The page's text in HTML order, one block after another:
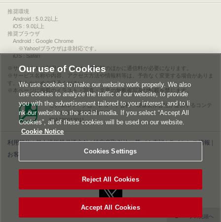
推奨環境
Android : 5.0.2以上
iOS : 9.0以上
推奨ブラウザ
Android : Google Chrome
※Yahoo!ブラウザは非対応です。
iOS : Safari
サービスをご利用されるには、情報料のほかに通信料が必要になります。
サービス名称や内容、アクセス方法や情報料等は、予告なく変更する場合がありま
す。あらかじめご了承ください。
本ページに掲載のイラスト・写真・文章の無断複写及び転載を禁じます。
このエルマークは、レコード会社・映像製作会社が提供するコンテ
ンツを示す登録商標です。
RIAJ00013011
利用規約|個人情報等保護方針|特定商取引法に基づく表記|ライセンス情報
お客様情報の外部送信について|Cookies Settings
▲ページの先頭へ
Our use of Cookies
We use cookies to make our website work properly. We also
use cookies to analyze the traffic of our website, to provide
you with the advertisement tailored to your interest, and to li
nk our website to the social media. If you select “Accept All
Cookies”, all of these cookies will be used on our website.
Cookie Notice
Cookies Settings
Reject All Cookies
Accept All Cookies